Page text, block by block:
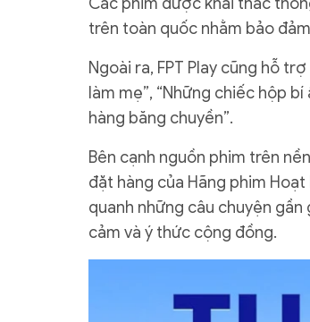
trên toàn quốc nhằm bảo
Ngoài ra, FPT Play cũng hỗ
làm mẹ”, “Những chiếc hộp
hàng băng chuyền”.
Bên cạnh nguồn phim trên
đặt hàng của Hãng phim
quanh những câu chuyện
cảm và ý thức cộng đồng.